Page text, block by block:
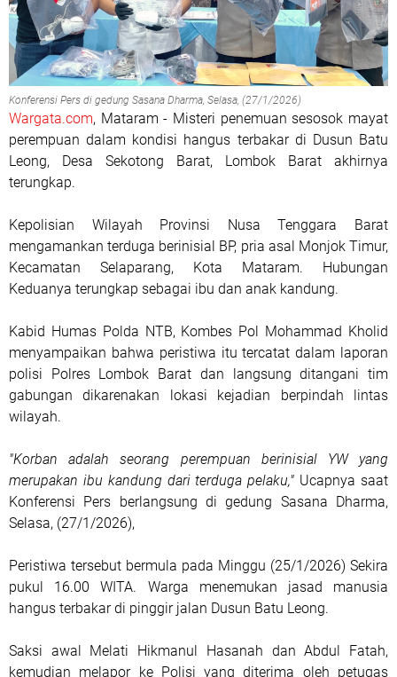
Konferensi Pers di gedung Sasana Dharma, Selasa, (27/1/2026)
Wargata.com, Mataram - Misteri penemuan sesosok mayat
perempuan dalam kondisi hangus terbakar di Dusun Batu
Leong, Desa Sekotong Barat, Lombok Barat akhirnya
terungkap.
Kepolisian Wilayah Provinsi Nusa Tenggara Barat
mengamankan terduga berinisial BP, pria asal Monjok Timur,
Kecamatan Selaparang, Kota Mataram. Hubungan
Keduanya terungkap sebagai ibu dan anak kandung.
Kabid Humas Polda NTB, Kombes Pol Mohammad Kholid
menyampaikan bahwa peristiwa itu tercatat dalam laporan
polisi Polres Lombok Barat dan langsung ditangani tim
gabungan dikarenakan lokasi kejadian berpindah lintas
wilayah.
"Korban adalah seorang perempuan berinisial YW yang
merupakan ibu kandung dari terduga pelaku," Ucapnya saat
Konferensi Pers berlangsung di gedung Sasana Dharma,
Selasa, (27/1/2026),
Peristiwa tersebut bermula pada Minggu (25/1/2026) Sekira
pukul 16.00 WITA. Warga menemukan jasad manusia
hangus terbakar di pinggir jalan Dusun Batu Leong.
Saksi awal Melati Hikmanul Hasanah dan Abdul Fatah,
kemudian melapor ke Polisi yang diterima oleh petugas